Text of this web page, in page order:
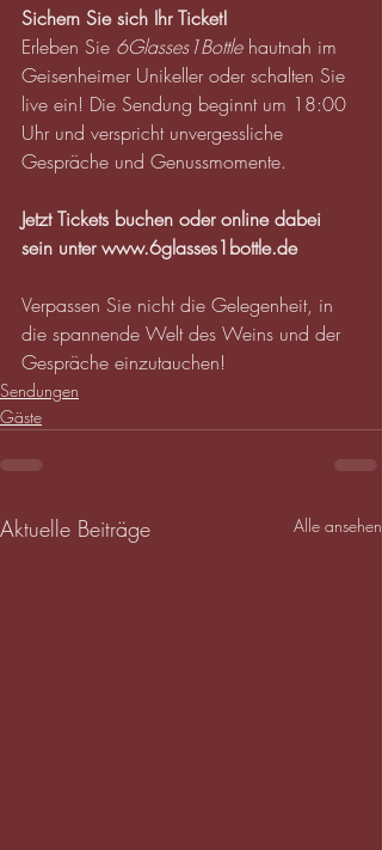
Sichern Sie sich Ihr Ticket!
Erleben Sie 6Glasses1Bottle hautnah im
Geisenheimer Unikeller oder schalten Sie
live ein! Die Sendung beginnt um 18:00
Uhr und verspricht unvergessliche
Gespräche und Genussmomente.
Jetzt Tickets buchen oder online dabei
sein unter www.6glasses1bottle.de
Verpassen Sie nicht die Gelegenheit, in
die spannende Welt des Weins und der
Gespräche einzutauchen!
Sendungen
Gäste
Aktuelle Beiträge Alle ansehen